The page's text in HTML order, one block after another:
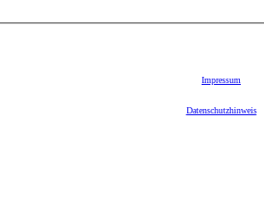
Impressum
Datenschutzhinweis